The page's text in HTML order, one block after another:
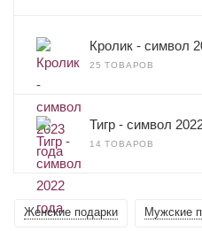
Кролик - символ
25 ТОВАРОВ
Тигр - символ
14 ТОВАРОВ
Женские подарки Мужские